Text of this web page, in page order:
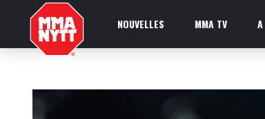
NOUVELLES MMA TV